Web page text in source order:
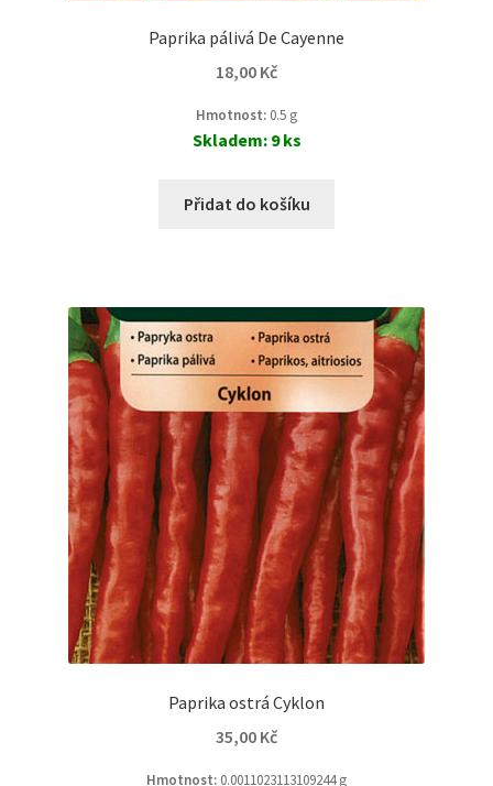
Paprika pálivá De Cayenne
18,00 Kč
Hmotnost: 0.5 g
Skladem: 9 ks
Přidat do košíku
Paprika ostrá Cyklon
35,00 Kč
Hmotnost: 0.0011023113109244 g